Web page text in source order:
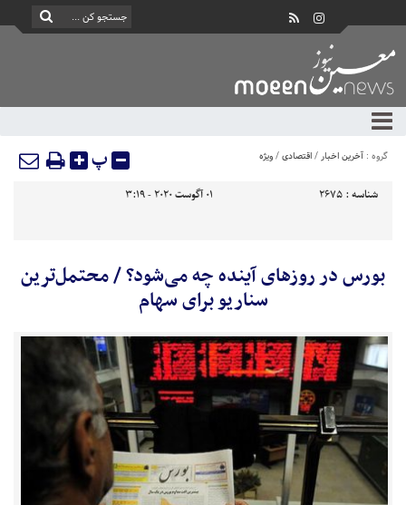
گروه : آخرین اخبار/اقتصادی/ویژه پ
شناسه : 2675 01 آگوست 2020 - 3:19
بورس در روزهای آینده چه می‌شود؟ / محتمل‌ترین
سناریو برای سهام